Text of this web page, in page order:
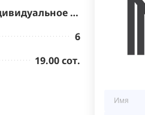
Индивидуальное жилищное строительство
6
19.00 сот.